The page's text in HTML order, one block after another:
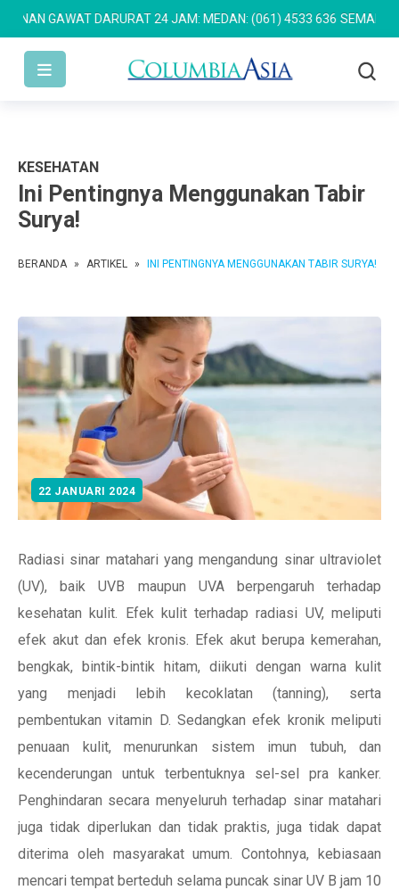
GAWAT DARURAT 24 JAM: MEDAN: (061) 4533 636 SEMARANG:
KESEHATAN
Ini Pentingnya Menggunakan Tabir
Surya!
BERANDA » ARTIKEL » INI PENTINGNYA MENGGUNAKAN TABIR SURYA!
22 JANUARI 2024
Radiasi sinar matahari yang mengandung sinar ultraviolet
(UV), baik UVB maupun UVA berpengaruh terhadap
kesehatan kulit. Efek kulit terhadap radiasi UV, meliputi
efek akut dan efek kronis. Efek akut berupa kemerahan,
bengkak, bintik-bintik hitam, diikuti dengan warna kulit
yang menjadi lebih kecoklatan (tanning), serta
pembentukan vitamin D. Sedangkan efek kronik meliputi
penuaan kulit, menurunkan sistem imun tubuh, dan
kecenderungan untuk terbentuknya sel-sel pra kanker.
Penghindaran secara menyeluruh terhadap sinar matahari
juga tidak diperlukan dan tidak praktis, juga tidak dapat
diterima oleh masyarakat umum. Contohnya, kebiasaan
mencari tempat berteduh selama puncak sinar UV B jam 10